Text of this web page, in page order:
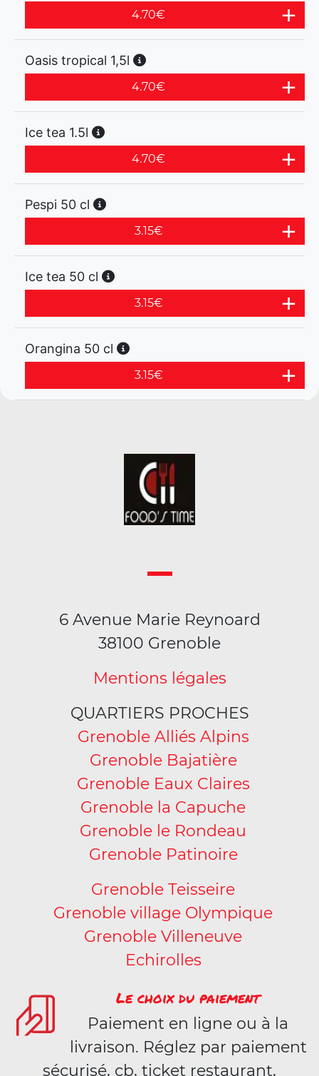
4.70€
Oasis tropical 1,5l
4.70€
Ice tea 1.5l
4.70€
Pespi 50 cl
3.15€
Ice tea 50 cl
3.15€
Orangina 50 cl
3.15€
6 Avenue Marie Reynoard
38100 Grenoble
Mentions légales
QUARTIERS PROCHES
Grenoble Alliés Alpins
Grenoble Bajatière
Grenoble Eaux Claires
Grenoble la Capuche
Grenoble le Rondeau
Grenoble Patinoire
Grenoble Teisseire
Grenoble village Olympique
Grenoble Villeneuve
Echirolles
Le choix du paiement
Paiement en ligne ou à la
livraison. Réglez par paiement
sécurisé, cb, ticket restaurant,